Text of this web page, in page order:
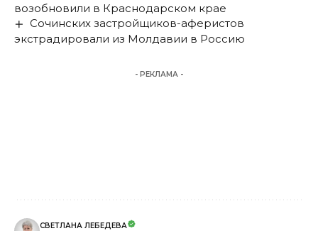
возобновили в Краснодарском крае
Сочинских застройщиков-аферистов
экстрадировали из Молдавии в Россию
- РЕКЛАМА -
СВЕТЛАНА ЛЕБЕДЕВА